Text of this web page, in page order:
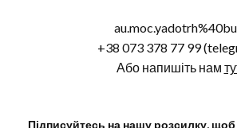
+38 073 378 77 99
Або напишіть нам
Підписуйтесь на нашу розсилку, щоб